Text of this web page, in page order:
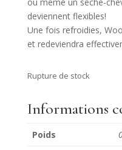
deviennent flexibles!
Une fois refroidies,
et redeviendra
Rupture de stock
Informations
Poids